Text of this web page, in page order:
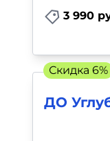
3 990
ДО
Скидка 6%
Тесты